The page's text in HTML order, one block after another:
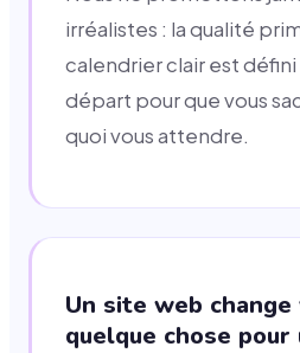
irréalistes : la qualité
calendrier clair est
départ pour que vous
quoi vous attendre.
Un site web
quelque chose pour